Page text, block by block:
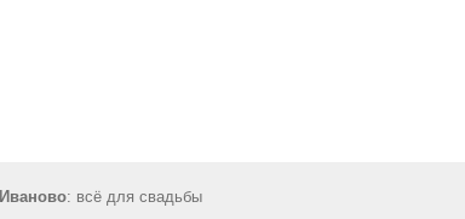
Иваново: всё для свадьбы